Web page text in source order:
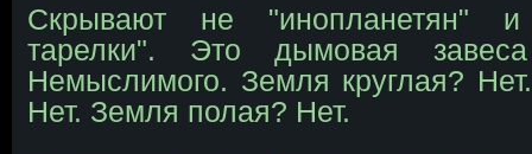
Скрывают не "инопланетян"
тарелки". Это дымовая
Немыслимого. Земля круглая?
Нет. Земля полая? Нет.